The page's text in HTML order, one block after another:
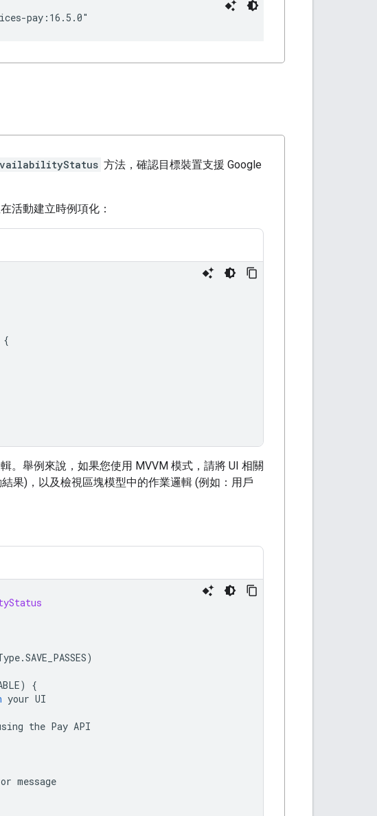
方法，確認目標裝置支援 Google
活動建立時例項化：
{
。舉例來說，如果您使用 MVVM 模式，請將 UI 相關
果)，以及檢視區塊模型中的作業邏輯 (例如：用戶
.SAVE_PASSES)
)
{
your UI
the Pay API
message